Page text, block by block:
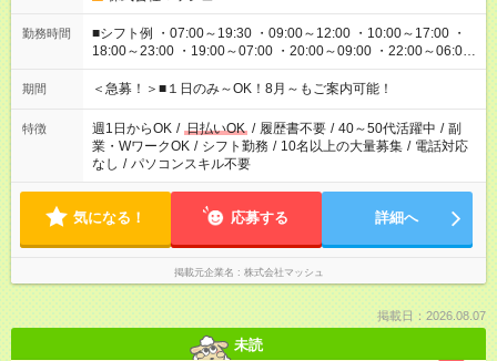
勤務時間
■シフト例 ・07:00～19:30 ・09:00～12:00 ・10:00～17:00 ・
18:00～23:00 ・19:00～07:00 ・20:00～09:00 ・22:00～06:00
etc ★最短で3時間で5,120円のお仕事から 15時間で2万円近く稼
げるお仕事も！ ご希望のお時間に合わせてご紹介！ ※シフトは
ください！
期間 ＜急募！＞■１日のみ～OK！8月～もご案内可能！
特徴 週1日からOK / 日払いOK / 履歴書不要 / 40～50代活躍中 / 副
業・WワークOK / シフト勤務 / 10名以上の大量募集 / 電話対応
なし / パソコンスキル不要
気になる！ 応募する 詳細へ
掲載元企業名 株式会社マッシュ
掲載日：2026.08.07
未読